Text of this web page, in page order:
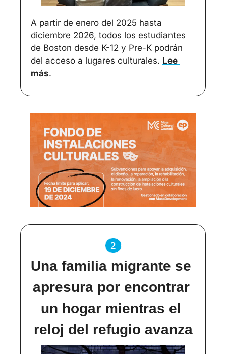
A partir de enero del 2025 hasta
diciembre 2026, todos los estudiantes
de Boston desde K-12 y Pre-K podrán
del acceso a lugares culturales. Lee
más.
2
Una familia migrante se
apresura por encontrar
un hogar mientras el
reloj del refugio avanza